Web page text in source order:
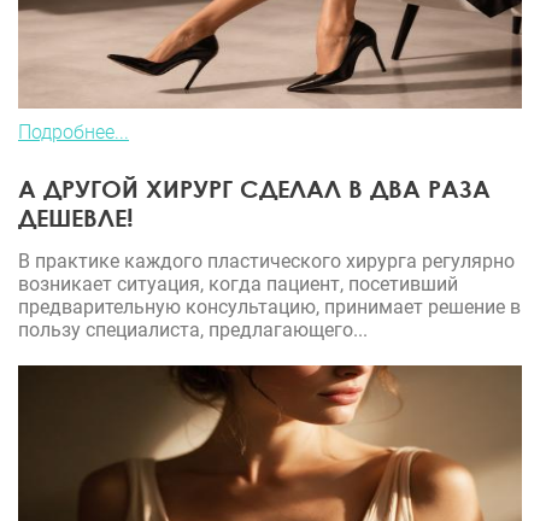
Подробнее...
А ДРУГОЙ ХИРУРГ СДЕЛАЛ В ДВА РАЗА
ДЕШЕВЛЕ!
В практике каждого пластического хирурга регулярно
возникает ситуация, когда пациент, посетивший
предварительную консультацию, принимает решение в
пользу специалиста, предлагающего...